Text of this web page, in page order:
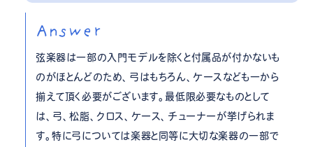
Answer
弦楽器は一部の入門モデルを除くと付属品が付かないも
のがほとんどのため、弓はもちろん、ケースなども一から
揃えて頂く必要がございます。最低限必要なものとして
は、弓、松脂、クロス、ケース、チューナーが挙げられま
す。特に弓については楽器と同等に大切な楽器の一部で